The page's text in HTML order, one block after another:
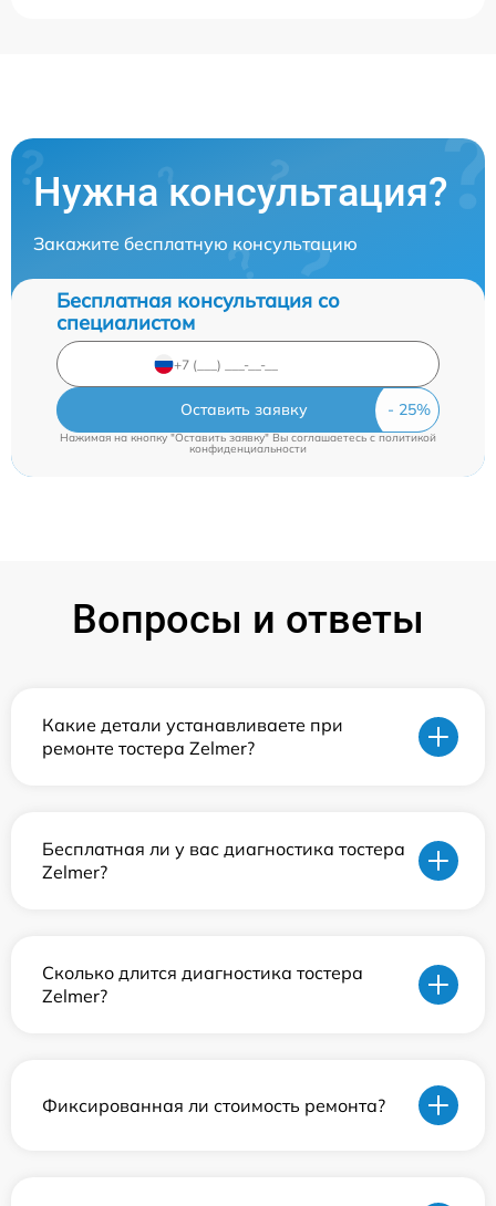
Нужна консультация?
Закажите бесплатную консультацию
Бесплатная консультация со
специалистом
Оставить заявку
Нажимая на кнопку "Оставить заявку" Вы соглашаетесь c политикой
конфиденциальности
Вопросы и ответы
Какие детали устанавливаете при
ремонте тостера Zelmer?
Бесплатная ли у вас диагностика тостера
Zelmer?
Сколько длится диагностика тостера
Zelmer?
Фиксированная ли стоимость ремонта?